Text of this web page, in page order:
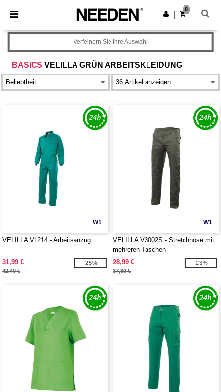
× Needen App
Bessere Preise in der App!
App holen
0
BASICS VELILLA GRÜN ARBEITSKLEIDUNG
Verfeinern Sie Ihre Auswahl
W1
VELILLA VL214 - Arbeitsanzug
31,99 €
42,40 €
-25%
W1
VELILLA V3002S - Stretchhose mit
mehreren Taschen
28,99 €
37,80 €
-23%